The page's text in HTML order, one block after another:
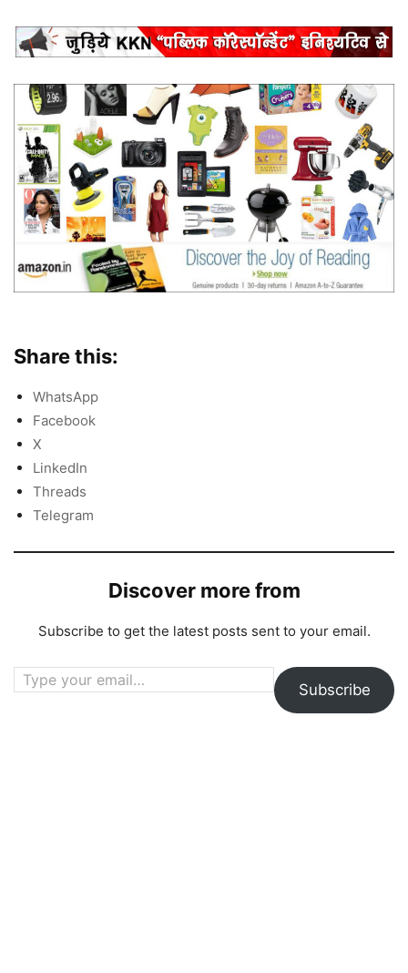
Share this:
WhatsApp
Facebook
X
LinkedIn
Threads
Telegram
Discover more from
Subscribe to get the latest posts sent to your email.
Type your email…
Subscribe